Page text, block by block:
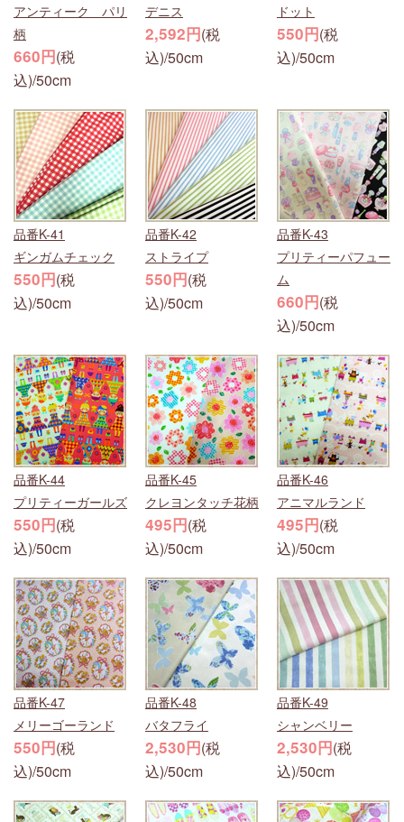
アンティーク パリ
柄
660円(税
込)/50cm
デニス
2,592円(税
込)/50cm
ドット
550円(税
込)/50cm
品番K-41
ギンガムチェック
550円(税
込)/50cm
品番K-42
ストライプ
550円(税
込)/50cm
品番K-43
プリティーパフュー
ム
660円(税
込)/50cm
品番K-44
プリティーガールズ
550円(税
込)/50cm
品番K-45
クレヨンタッチ花柄
495円(税
込)/50cm
品番K-46
アニマルランド
495円(税
込)/50cm
品番K-47
メリーゴーランド
550円(税
込)/50cm
品番K-48
バタフライ
2,530円(税
込)/50cm
品番K-49
シャンベリー
2,530円(税
込)/50cm